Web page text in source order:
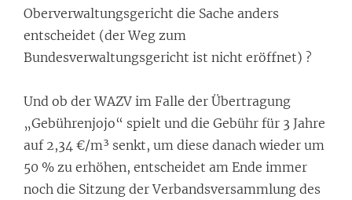
Oberverwaltungsgericht die Sache anders
entscheidet (der Weg zum
Bundesverwaltungsgericht ist nicht eröffnet) ?
Und ob der WAZV im Falle der Übertragung
„Gebührenjojo“ spielt und die Gebühr für 3 Jahre
auf 2,34 €/m³ senkt, um diese danach wieder um
50 % zu erhöhen, entscheidet am Ende immer
noch die Sitzung der Verbandsversammlung des